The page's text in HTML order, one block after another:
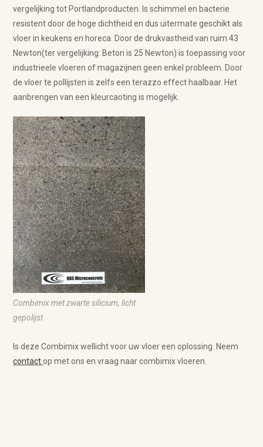
vergelijking tot Portlandproducten. Is schimmel en bacterie
resistent door de hoge dichtheid en dus uitermate geschikt als
vloer in keukens en horeca. Door de drukvastheid van ruim 43
Newton(ter vergelijking: Beton is 25 Newton) is toepassing voor
industrieele vloeren of magazijnen geen enkel probleem. Door
de vloer te pollijsten is zelfs een terazzo effect haalbaar. Het
aanbrengen van een kleurcaoting is mogelijk.
Combimix met zwarte silicium, licht
gepolijst
Is deze Combimix wellicht voor uw vloer een oplossing. Neem
contactop met ons en vraag naar combimix vloeren.